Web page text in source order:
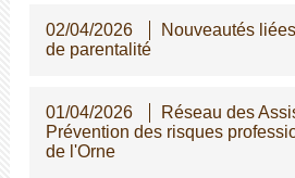
02/04/2026
Nouveautés
de parentalité
01/04/2026
Réseau des
Prévention des risques
de l'Orne